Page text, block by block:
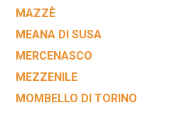
MAZZÈ
MEANA DI SUSA
MERCENASCO
MEZZENILE
MOMBELLO DI TORINO